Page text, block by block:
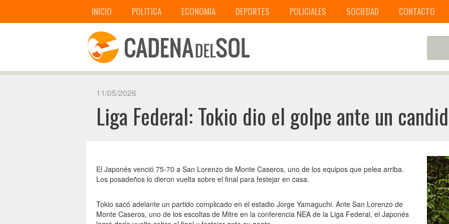
INICIO POLITICA ECONOMIA DEPORTES POLICIALES SOCIEDAD CONTACTO
11/05/2026
Liga Federal: Tokio dio el golpe ante un
El Japonés venció 75-70 a San Lorenzo de Monte Caseros, uno de los equipos que pelea arriba.
Los posadeños lo dieron vuelta sobre el final para festejar en casa.
Tokio sacó adelante un partido complicado en el estadio Jorge Yamaguchi. Ante San Lorenzo de
Monte Caseros, uno de los escoltas de Mitre en la conferencia NEA de la Liga Federal, el Japonés